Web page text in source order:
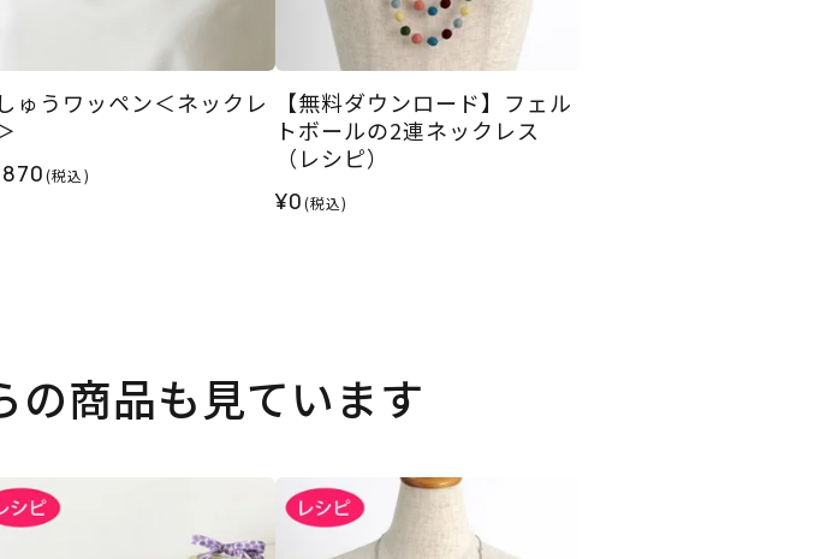
ゅうワッペン＜ネックレ
(税込)
【無料ダウンロード】フェル
トボールの2連ネックレス
（レシピ）
¥0(税込)
の商品も見ています